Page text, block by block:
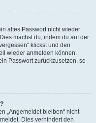
altes Passwort nicht wieder
machst du, indem du auf der
klickst und den
wieder anmelden können.
Passwort zurückzusetzen, so
„Angemeldet bleiben“ nicht
Dies verhindert den